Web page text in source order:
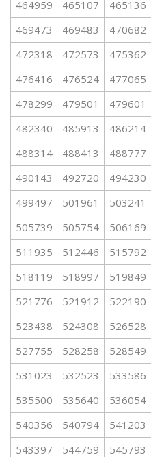
464959
465107 465136
469473
469483 470682
472318
472573 475362
476416
476524 477065
478299
479501 479601
482340
485913 486214
488314
488413 488777
490143
492720 494230
499497
501961 503241
505739
505754 506169
511935
512446 515792
518119
518997 519849
521776
521912 522190
523438
524308 526528
527755
528258 528549
531023
532523 533586
535500
535640 536054
540356
540794 541203
543397
544759 545793